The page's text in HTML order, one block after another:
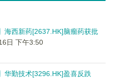
海西新药[2637.HK]脑瘤药获批
日 下午3:50
华勤技术[3296.HK]盈喜反跌